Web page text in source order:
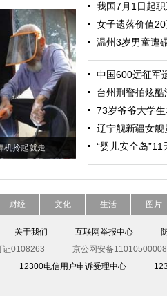
机拎起就走
我国7月1日起
女子遗落价值
温州3岁男童遭
中国600远征军
台州刑警拍炫
73岁爷爷大学
辽宁舰新疆女
“婴儿安全岛
财经 文化 生活 图片
关于我们 互联网举报中心
证0108263
京公网安备
12300电信用户申诉受理中心